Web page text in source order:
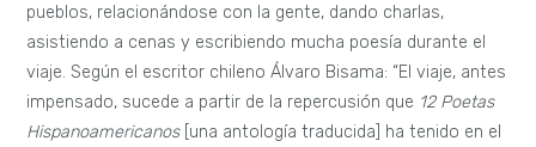
pueblos, relacionándose con la gente, dando charlas,
asistiendo a cenas y escribiendo mucha poesía durante el
viaje. Según el escritor chileno Álvaro Bisama: “El viaje, antes
impensado, sucede a partir de la repercusión que 12 Poetas
Hispanoamericanos[una antología traducida] ha tenido en el